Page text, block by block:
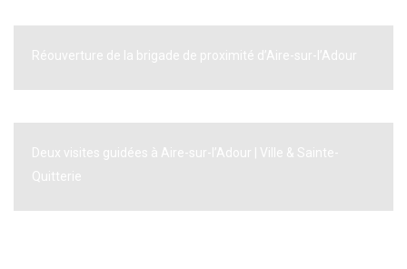
Réouverture de la brigade de proximité d’Aire-sur-l’Adour
Deux visites guidées à Aire-sur-l’Adour | Ville & Sainte-
Quitterie